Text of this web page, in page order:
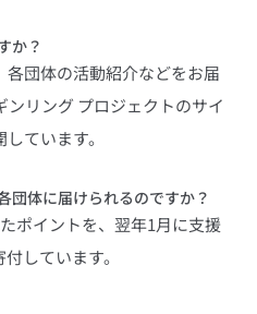
か？
団体の活動紹介などをお届
リング プロジェクトのサイ
ています。
団体に届けられるのですか？
ポイントを、翌年1月に支援
しています。